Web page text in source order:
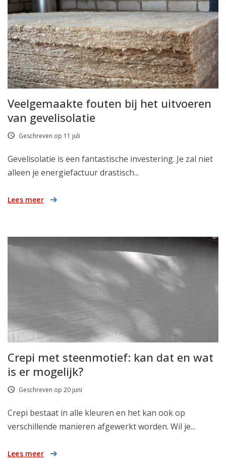
Veelgemaakte fouten bij het uitvoeren
van gevelisolatie
Geschreven op 11 juli
Gevelisolatie is een fantastische investering. Je zal niet
alleen je energiefactuur drastisch...
Lees meer
Crepi met steenmotief: kan dat en wat
is er mogelijk?
Geschreven op 20 juni
Crepi bestaat in alle kleuren en het kan ook op
verschillende manieren afgewerkt worden. Wil je...
Lees meer